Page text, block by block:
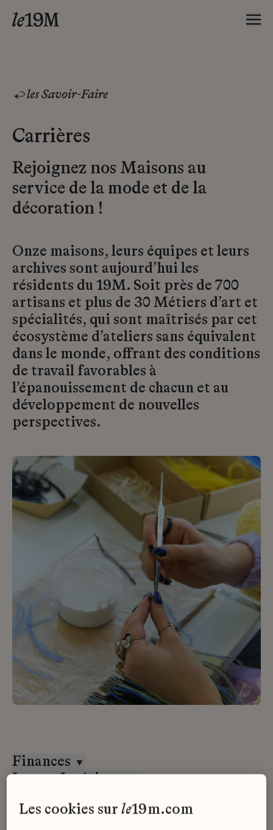
les Savoir-Faire
Carrières
Rejoignez nos Maisons au
service de la mode et de la
décoration !
Onze maisons, leurs équipes et leurs
archives sont aujourd’hui les
résidents du 19M. Soit près de 700
artisans et plus de 30 Métiers d’art et
spécialités, qui sont maîtrisés par cet
écosystème d’ateliers sans équivalent
dans le monde, offrant des conditions
de travail favorables à
l’épanouissement de chacun et au
développement de nouvelles
perspectives.
Finances
Lesage Intérieurs
les cookies surle19m.com